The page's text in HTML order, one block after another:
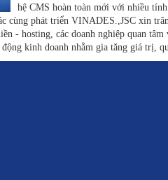
hệ CMS hoàn toàn mới với nhiều
cùng phát triển VINADES.,JSC xin
- hosting, các doanh nghiệp quan
động kinh doanh nhằm gia tăng giá trị,